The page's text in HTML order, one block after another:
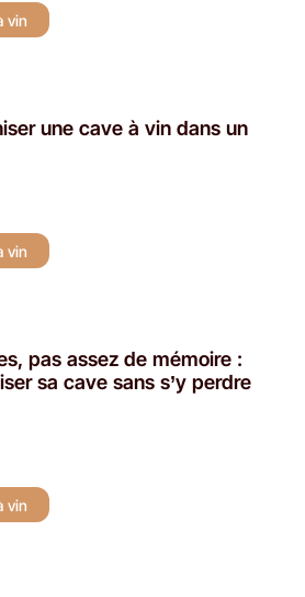
vin
une cave à vin dans un
vin
pas assez de mémoire :
sa cave sans s’y perdre
vin